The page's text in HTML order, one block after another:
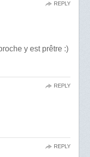
y est prêtre :)
REPLY
REPLY
REPLY